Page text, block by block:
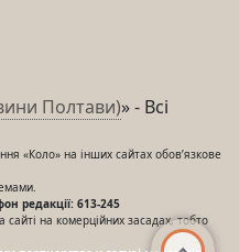
Полтави)» - Всі
«Коло» на інших сайтах обов’язкове
редакції: 613-245
на комерційних засадах, тобто